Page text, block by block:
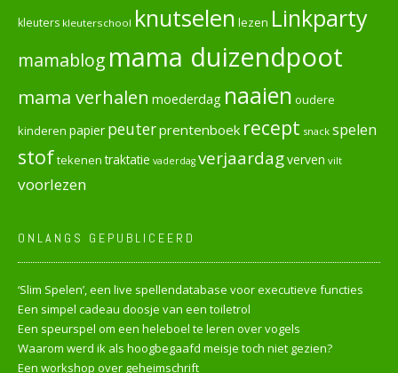
kleuters kleuterschool knutselen lezen Linkparty
mamablog mama duizendpoot
mama verhalen moederdag naaien oudere
kinderen papier peuterprentenboek recept snack spelen
stoftekenen traktatie vaderdag verjaardagverven vilt
voorlezen
ONLANGS GEPUBLICEERD
‘Slim Spelen’, een live spellendatabase voor executieve functies
Een simpel cadeau doosje van een toiletrol
Een speurspel om een heleboel te leren over vogels
Waarom werd ik als hoogbegaafd meisje toch niet gezien?
Een workshop over geheimschrift